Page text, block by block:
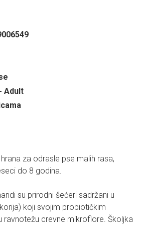
Adult
za odrasle pse malih rasa,
do 8 godina.
su prirodni šećeri sadržani u
koji svojim probiotičkim
ravnotežu crevne mikroflore. Školjka